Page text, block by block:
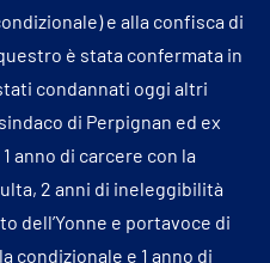
e alla confisca di
è stata confermata in
condannati oggi altri
di Perpignan ed ex
anno di carcere con la
2 anni di ineleggibilità
dell’Yonne e portavoce di
condizionale e 1 anno di